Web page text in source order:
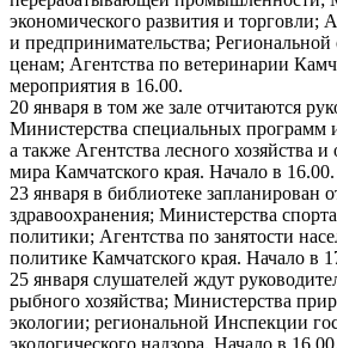
экономического развития и торговли;
и предпринимательства;
ценам; Агентства по ветеринарии
мероприятия в 16.00.
20 января в том же зале отчитаются
Министерства специальных программ
а также Агентства лесного хозяйства
мира Камчатского края. Начало в 16.00.
23 января в библиотеке запланирован
здравоохранения; Министерства
политики; Агентства по занятости
политике Камчатского края. Начало в
25 января слушателей ждут
рыбного хозяйства; Министерства
экологии; региональной Инспекции
экологического надзора. Начало в 16.00.